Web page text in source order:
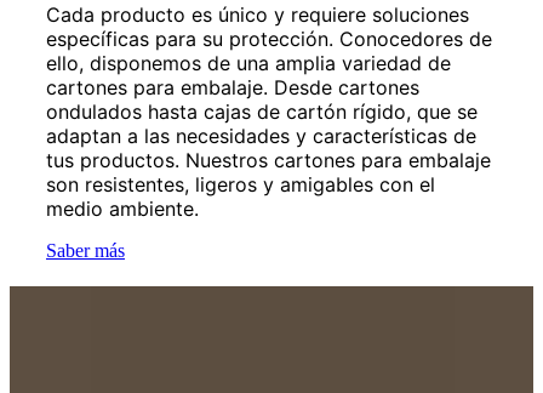
Cada producto es único y requiere soluciones
específicas para su protección. Conocedores de
ello, disponemos de una amplia variedad de
cartones para embalaje. Desde cartones
ondulados hasta cajas de cartón rígido, que se
adaptan a las necesidades y características de
tus productos. Nuestros cartones para embalaje
son resistentes, ligeros y amigables con el
medio ambiente.
Saber más